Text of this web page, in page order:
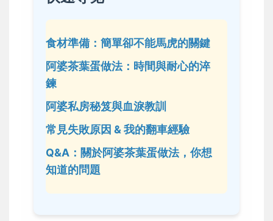
食材準備：簡單卻不能馬虎的關鍵
阿婆茶葉蛋做法：時間與耐心的淬
鍊
阿婆私房秘笈與血淚教訓
常見失敗原因 & 我的翻車經驗
Q&A：關於阿婆茶葉蛋做法，你想
知道的問題